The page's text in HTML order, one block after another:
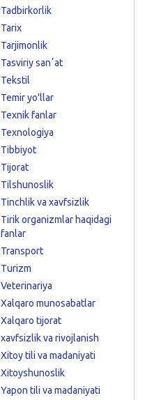
Tadbirkorlik
Tarix
Tarjimonlik
Tasviriy sanʼat
Tekstil
Temir yo'llar
Texnik fanlar
Texnologiya
Tibbiyot
Tijorat
Tilshunoslik
Tinchlik va xavfsizlik
Tirik organizmlar haqidagi
fanlar
Transport
Turizm
Veterinariya
Xalqaro munosabatlar
Xalqaro tijorat
xavfsizlik va rivojlanish
Xitoy tili va madaniyati
Xitoyshunoslik
Yapon tili va madaniyati